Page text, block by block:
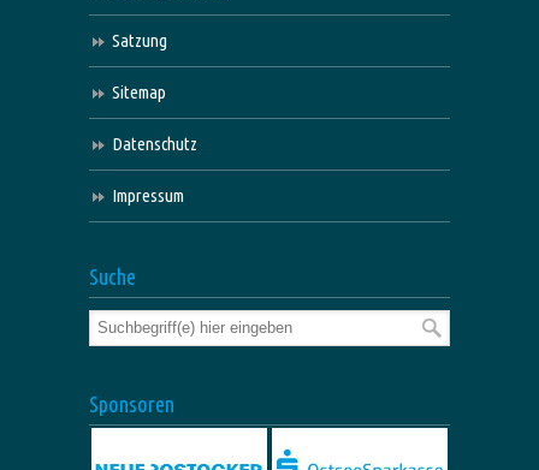
Satzung
Sitemap
Datenschutz
Impressum
Suche
Sponsoren